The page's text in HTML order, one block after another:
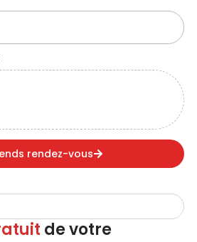
rendez-vous
de votre